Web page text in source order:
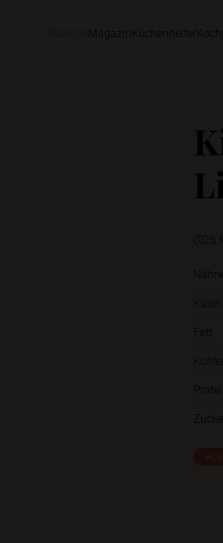
Magazin Küchenhelfer
25
Fett